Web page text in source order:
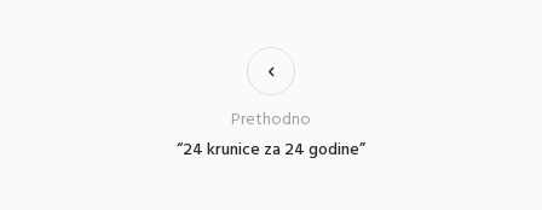
“24 krunice za 24 godine”
Prethodno